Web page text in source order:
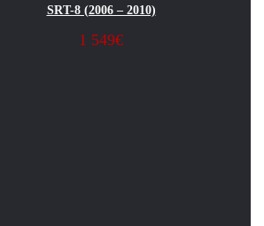
SRT-8 (2006 – 2010)
1 549€